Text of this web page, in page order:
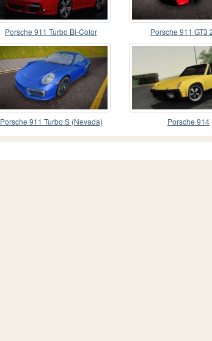
Porsche 911 Turbo Bi-Color Porsche 911 GT3
Porsche 911 Turbo S (Nevada) Porsche 914